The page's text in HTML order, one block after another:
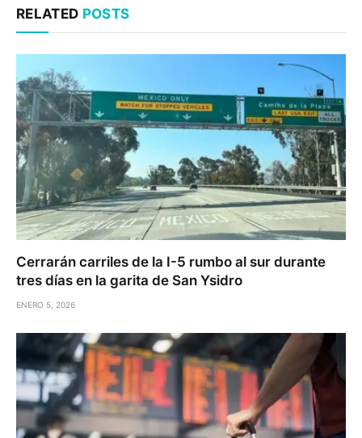
RELATED POSTS
Cerrarán carriles de la I-5 rumbo al sur durante
tres días en la garita de San Ysidro
ENERO 5, 2026